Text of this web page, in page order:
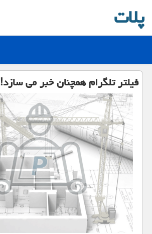
پلات
فیلتر تلگرام همچنان خبر می سازد!